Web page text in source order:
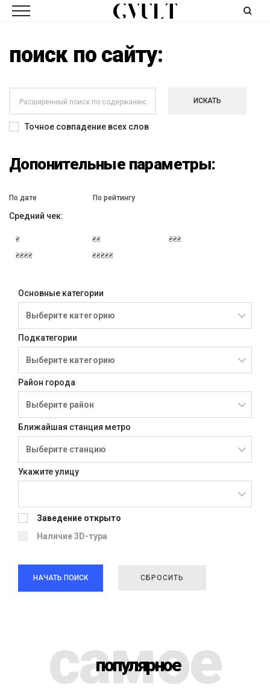
поиск по сайту:
ИСКАТЬ
Точное совпадение всех слов
Допонительные параметры:
По дате По рейтингу
Средний чек:
₴ ₴₴
₴₴₴
₴₴₴₴
₴₴₴₴₴
Основные категории
Подкатегории
Район города
Ближайшая станция метро
Укажите улицу
Заведение открыто
Наличие 3D-тура
НАЧАТЬ ПОИСК СБРОСИТЬ
самое